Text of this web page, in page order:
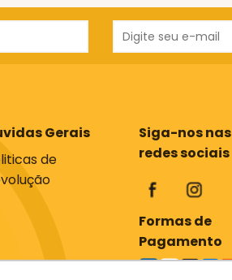
Gerais
de
Siga-nos nas
redes sociais
Formas de
Pagamento